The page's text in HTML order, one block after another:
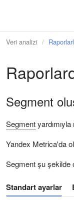
Veri analizi
Segment
Segment
Yandex Metrica'da
Segment şu şekilde
Standart ayarlar